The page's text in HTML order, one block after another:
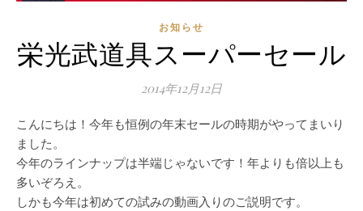
お知らせ
栄光武道具スーパーセール
2014年12月12日
こんにちは！今年も恒例の年末セールの時期がやってまいり
ました。
今年のラインナップは半端じゃないです！年よりも倍以上も
多いぞろえ。
しかも今年は初めての試みの動画入りのご説明です。